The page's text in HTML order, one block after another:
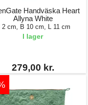
Handväska Heart
Allyna White
2 cm, B 10 cm, L 11 cm
I lager
279,00 kr.